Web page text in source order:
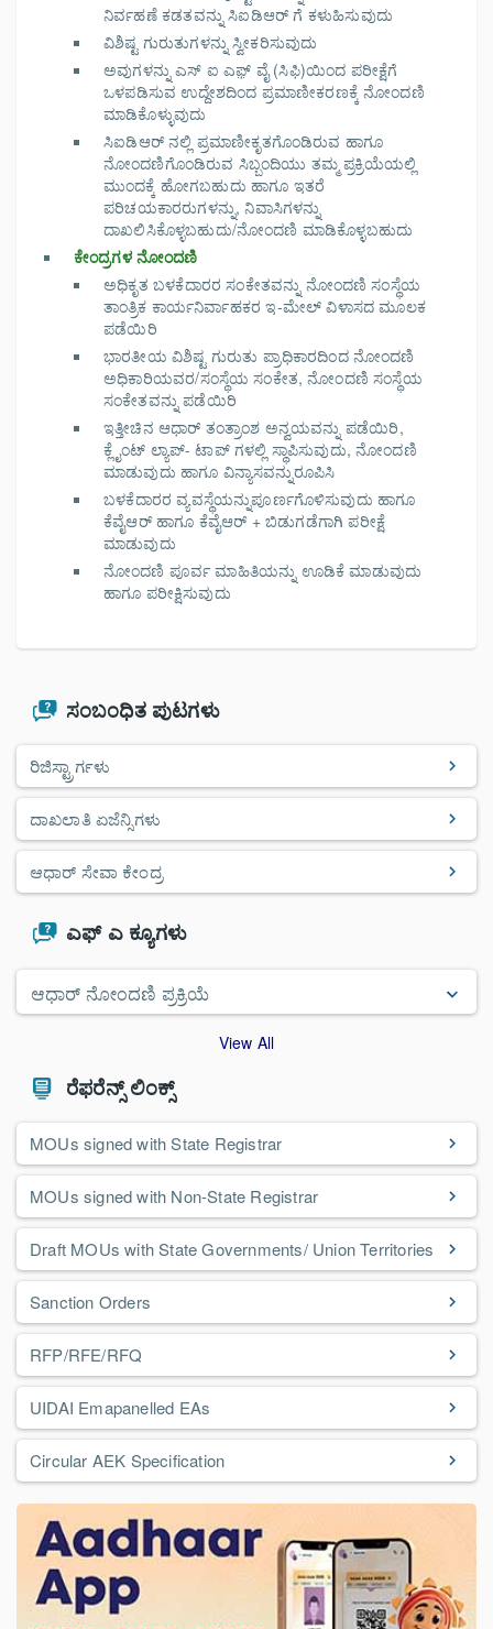
ನಿರ್ವಹಣೆ ಕಡತವನ್ನು ಸಿಐಡಿಆರ್ ಗೆ ಕಳುಹಿಸುವುದು
ವಿಶಿಷ್ಟ ಗುರುತುಗಳನ್ನು ಸ್ವೀಕರಿಸುವುದು
ಅವುಗಳನ್ನು ಎಸ್ ಐ ಎಫ಼್ ವೈ (ಸಿಫಿ)ಯಿಂದ ಪರೀಕ್ಷೆಗೆ
ಒಳಪಡಿಸುವ ಉದ್ದೇಶದಿಂದ ಪ್ರಮಾಣೀಕರಣಕ್ಕೆ ನೋಂದಣಿ
ಮಾಡಿಕೊಳ್ಳುವುದು
ಸಿಐಡಿಆರ್ ನಲ್ಲಿ ಪ್ರಮಾಣೀಕೃತಗೊಂಡಿರುವ ಹಾಗೂ
ನೋಂದಣಿಗೊಂಡಿರುವ ಸಿಬ್ಬಂದಿಯು ತಮ್ಮ ಪ್ರಕ್ರಿಯೆಯಲ್ಲಿ
ಮುಂದಕ್ಕೆ ಹೋಗಬಹುದು ಹಾಗೂ ಇತರೆ
ಪರಿಚಯಕಾರರುಗಳನ್ನು, ನಿವಾಸಿಗಳನ್ನು
ದಾಖಲಿಸಿಕೊಳ್ಳಬಹುದು/ನೋಂದಣಿ ಮಾಡಿಕೊಳ್ಳಬಹುದು
ಕೇಂದ್ರಗಳ ನೋಂದಣಿ
ಅಧಿಕೃತ ಬಳಕೆದಾರರ ಸಂಕೇತವನ್ನು ನೋಂದಣಿ ಸಂಸ್ಥೆಯ
ತಾಂತ್ರಿಕ ಕಾರ್ಯನಿರ್ವಾಹಕರ ಇ-ಮೇಲ್ ವಿಳಾಸದ ಮೂಲಕ
ಪಡೆಯಿರಿ
ಭಾರತೀಯ ವಿಶಿಷ್ಟ ಗುರುತು ಪ್ರಾಧಿಕಾರದಿಂದ ನೋಂದಣಿ
ಅಧಿಕಾರಿಯವರ/ಸಂಸ್ಥೆಯ ಸಂಕೇತ, ನೋಂದಣಿ ಸಂಸ್ಥೆಯ
ಸಂಕೇತವನ್ನು ಪಡೆಯಿರಿ
ಇತ್ತೀಚಿನ ಆಧಾರ್ ತಂತ್ರಾಂಶ ಅನ್ವಯವನ್ನು ಪಡೆಯಿರಿ,
ಕ್ಲೈಂಟ್ ಲ್ಯಾಪ್- ಟಾಪ್ ಗಳಲ್ಲಿ ಸ್ಥಾಪಿಸುವುದು, ನೋಂದಣಿ
ಮಾಡುವುದು ಹಾಗೂ ವಿನ್ಯಾಸವನ್ನುರೂಪಿಸಿ
ಬಳಕೆದಾರರ ವ್ಯವಸ್ಥೆಯನ್ನುಪೂರ್ಣಗೊಳಿಸುವುದು ಹಾಗೂ
ಕೆವೈಆರ್ ಹಾಗೂ ಕೆವೈಆರ್ + ಬಿಡುಗಡೆಗಾಗಿ ಪರೀಕ್ಷೆ
ಮಾಡುವುದು
ನೋಂದಣಿ ಪೂರ್ವ ಮಾಹಿತಿಯನ್ನು ಊಡಿಕೆ ಮಾಡುವುದು
ಹಾಗೂ ಪರೀಕ್ಷಿಸುವುದು
ಸಂಬಂಧಿತ ಪುಟಗಳು
ರಿಜಿಸ್ಟ್ರಾರ್ಗಳು
ದಾಖಲಾತಿ ಏಜೆನ್ಸಿಗಳು
ಆಧಾರ್ ಸೇವಾ ಕೇಂದ್ರ
ಎಫ್ ಎ ಕ್ಯೂಗಳು
ಆಧಾರ್ ನೋಂದಣಿ ಪ್ರಕ್ರಿಯೆ
View All
ರೆಫರೆನ್ಸ್ ಲಿಂಕ್ಸ್
MOUs signed with State Registrar
MOUs signed with Non-State Registrar
Draft MOUs with State Governments/ Union Territories
Sanction Orders
RFP/RFE/RFQ
UIDAI Emapanelled EAs
Circular AEK Specification